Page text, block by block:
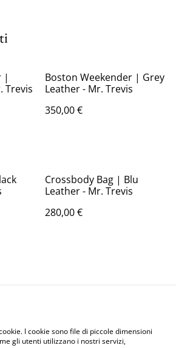
|
Trevis
Boston Weekender | Grey
Leather - Mr. Trevis
350,00 €
Crossbody Bag | Blu
Leather - Mr. Trevis
280,00 €
Us
Legal Terms
Cookie Policy
I cookie sono file di piccole dimensioni
gli utenti utilizzano i nostri servizi,